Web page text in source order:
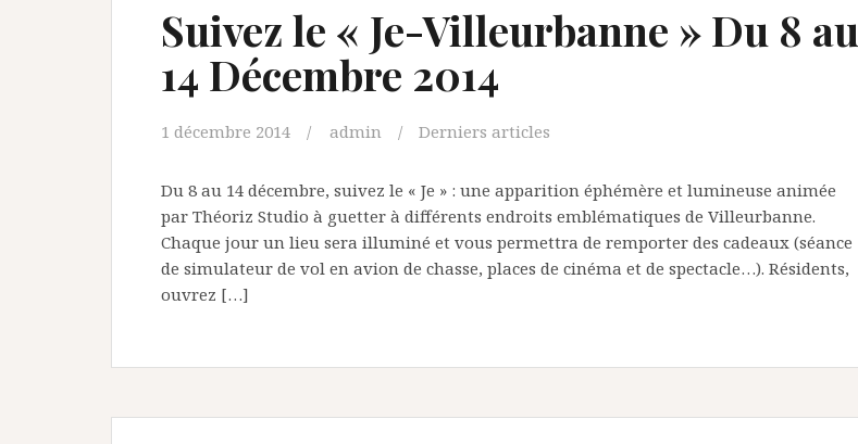
Suivez le « Je-Villeurbanne » Du 8 au
14 Décembre 2014
1 décembre 2014 admin Derniers articles
Du 8 au 14 décembre, suivez le « Je » : une apparition éphémère et lumineuse animée
par Théoriz Studio à guetter à différents endroits emblématiques de Villeurbanne.
Chaque jour un lieu sera illuminé et vous permettra de remporter des cadeaux (séance
de simulateur de vol en avion de chasse, places de cinéma et de spectacle…). Résidents,
ouvrez […]